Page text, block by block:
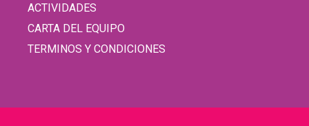
ACTIVIDADES
CARTA DEL EQUIPO
TERMINOS Y CONDICIONES